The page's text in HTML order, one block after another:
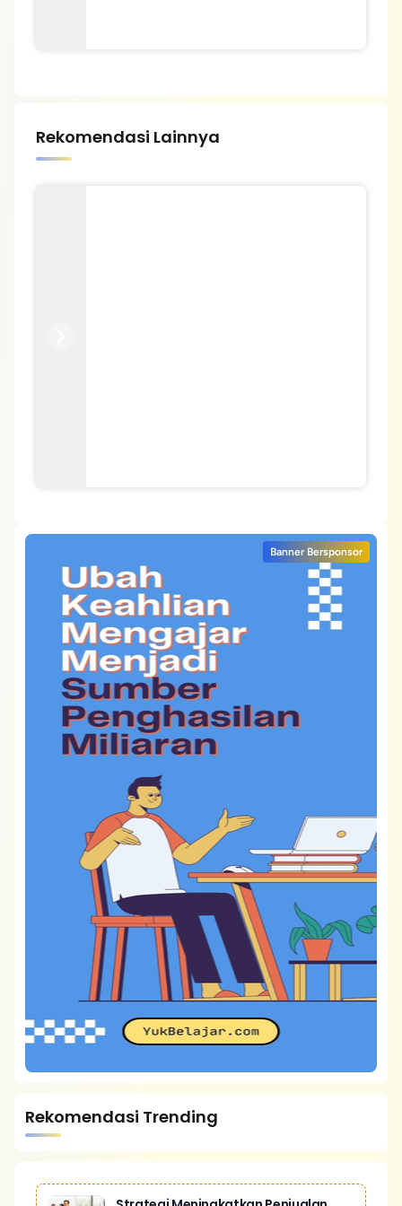
Rekomendasi Lainnya
Banner Bersponsor
Rekomendasi Trending